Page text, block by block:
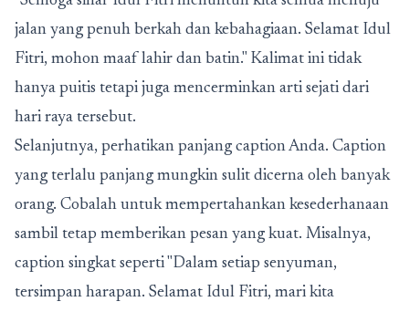
jalan yang penuh berkah dan kebahagiaan. Selamat Idul
Fitri, mohon maaf lahir dan batin." Kalimat ini tidak
hanya puitis tetapi juga mencerminkan arti sejati dari
hari raya tersebut.
Selanjutnya, perhatikan panjang caption Anda. Caption
yang terlalu panjang mungkin sulit dicerna oleh banyak
orang. Cobalah untuk mempertahankan kesederhanaan
sambil tetap memberikan pesan yang kuat. Misalnya,
caption singkat seperti "Dalam setiap senyuman,
tersimpan harapan. Selamat Idul Fitri, mari kita